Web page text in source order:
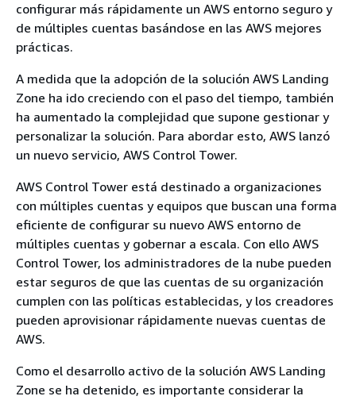
configurar más rápidamente un AWS entorno seguro y
de múltiples cuentas basándose en las AWS mejores
prácticas.
A medida que la adopción de la solución AWS Landing
Zone ha ido creciendo con el paso del tiempo, también
ha aumentado la complejidad que supone gestionar y
personalizar la solución. Para abordar esto, AWS lanzó
un nuevo servicio, AWS Control Tower.
AWS Control Tower está destinado a organizaciones
con múltiples cuentas y equipos que buscan una forma
eficiente de configurar su nuevo AWS entorno de
múltiples cuentas y gobernar a escala. Con ello AWS
Control Tower, los administradores de la nube pueden
estar seguros de que las cuentas de su organización
cumplen con las políticas establecidas, y los creadores
pueden aprovisionar rápidamente nuevas cuentas de
AWS.
Como el desarrollo activo de la solución AWS Landing
Zone se ha detenido, es importante considerar la